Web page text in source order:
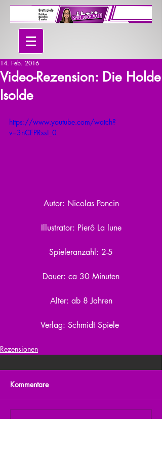
Video-Rezension: Die Holde
Isolde
14. Feb. 2016
https://www.youtube.com/watch?
v=3nCFPRssI_0
Autor: Nicolas Poncin
Illustrator: Pierô La lune
Spieleranzahl: 2-5
Dauer: ca 30 Minuten
Alter: ab 8 Jahren
Verlag: Schmidt Spiele
Rezensionen
Kommentare